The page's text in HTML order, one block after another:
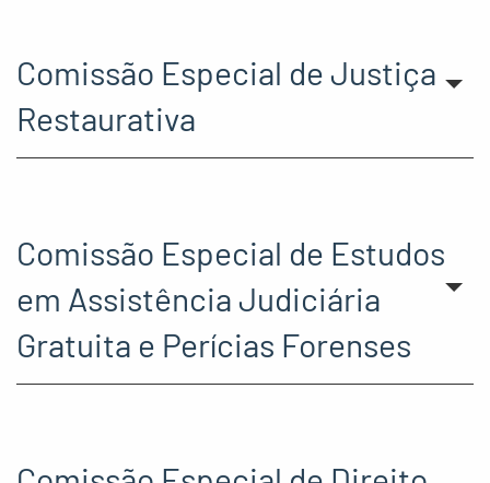
Comissão Especial de Justiça
Restaurativa
Comissão Especial de Estudos
em Assistência Judiciária
Gratuita e Perícias Forenses